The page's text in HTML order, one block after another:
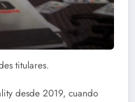
titulares.
desde 2019, cuando